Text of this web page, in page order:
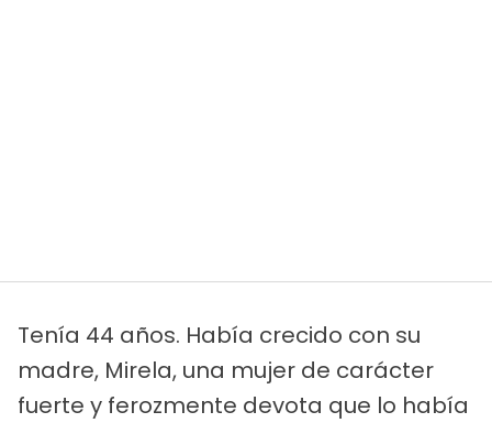
Tenía 44 años. Había crecido con su
madre, Mirela, una mujer de carácter
fuerte y ferozmente devota que lo había